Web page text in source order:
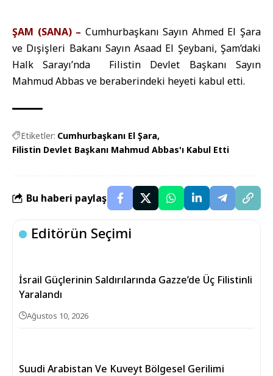
ŞAM (SANA) – Cumhurbaşkanı Sayın Ahmed El Şara
ve Dışişleri Bakanı Sayın Asaad El Şeybani, Şam’daki
Halk Sarayı’nda Filistin Devlet Başkanı Sayın
Mahmud Abbas ve beraberindeki heyeti kabul etti.
Etiketler: Cumhurbaşkanı El Şara
Filistin Devlet Başkanı Mahmud Abbas'ı Kabul Etti
Bu haberi paylaş
Editörün Seçimi
İsrail Güçlerinin Saldırılarında Gazze’de Üç Filistinli
Yaralandı
Ağustos 10, 2026
Suudi Arabistan Ve Kuveyt Bölgesel Gerilimi